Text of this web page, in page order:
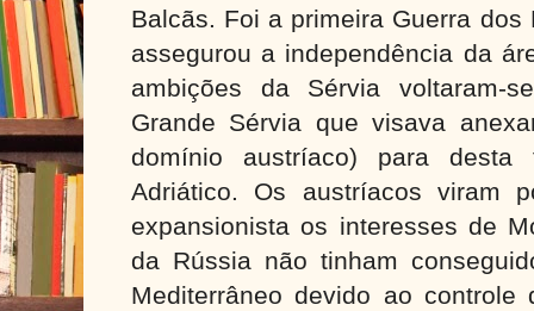
Balcãs. Foi a primeira Guerra dos
assegurou a independência da
ambições da Sérvia voltaram-
Grande Sérvia que visava
domínio austríaco) para
Adriático. Os austríacos viram
expansionista os interesses de
da Rússia não tinham
Mediterrâneo devido ao controle